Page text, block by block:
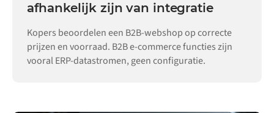
afhankelijk zijn van integratie
Kopers beoordelen een B2B-webshop op correcte
prijzen en voorraad. B2B e-commerce functies zijn
vooral ERP-datastromen, geen configuratie.